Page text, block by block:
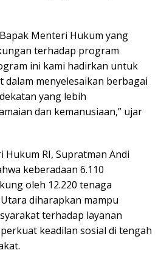
Menteri Hukum yang
terhadap program
ini kami hadirkan untuk
dalam menyelesaikan berbagai
yang lebih
dan kemanusiaan,” ujar
RI, Supratman Andi
keberadaan 6.110
oleh 12.220 tenaga
diharapkan mampu
terhadap layanan
keadilan sosial di tengah